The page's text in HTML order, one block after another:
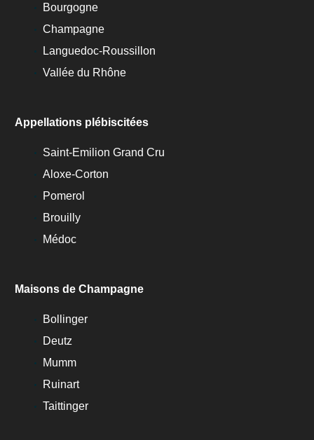
Bourgogne
Champagne
Languedoc-Roussillon
Vallée du Rhône
Appellations plébiscitées
Saint-Emilion Grand Cru
Aloxe-Corton
Pomerol
Brouilly
Médoc
Maisons de Champagne
Bollinger
Deutz
Mumm
Ruinart
Taittinger